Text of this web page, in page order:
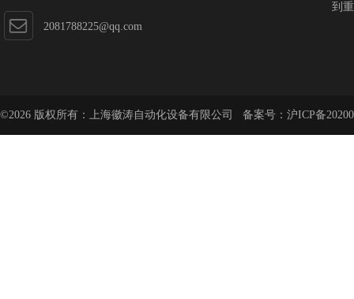
2081788225@qq.com
到
©2026 版权所有：上海徽涛自动化设备有限公司 备案号： 沪ICP备